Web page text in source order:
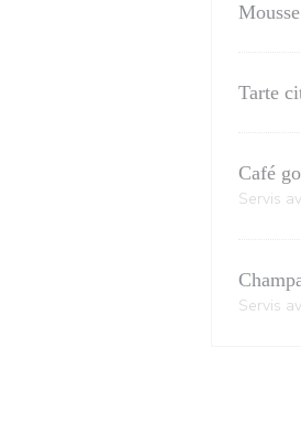
Tarte
Café
Servis
Servis